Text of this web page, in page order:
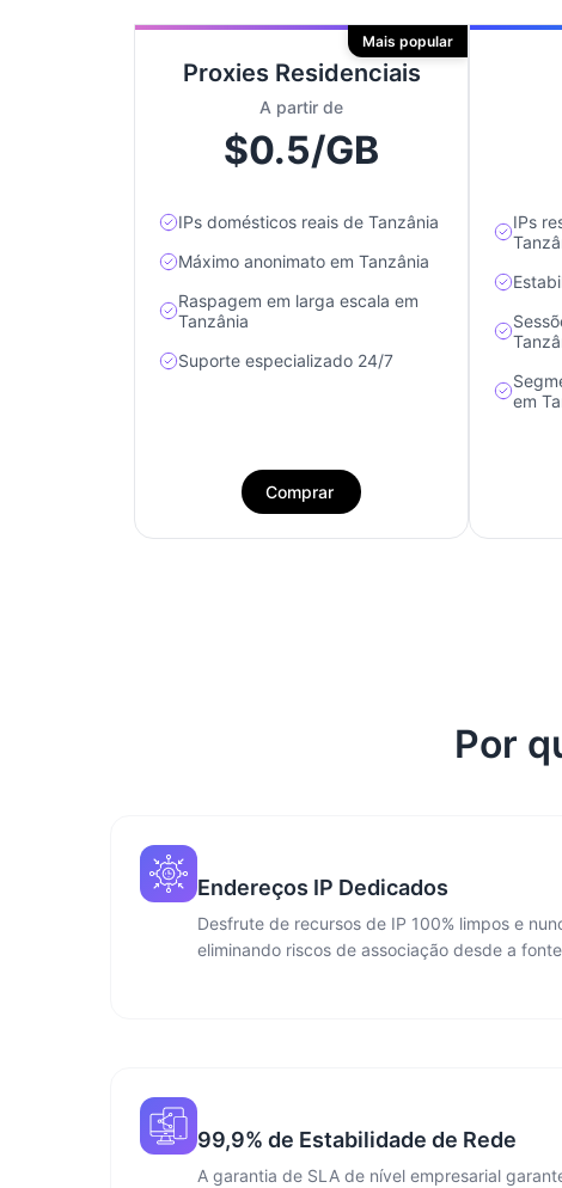
Proxies Residenciais
A partir de
$0.5/GB
IPs domésticos reais de Tanzânia
Máximo anonimato em Tanzânia
Raspagem em larga escala em
Tanzânia
Suporte especializado 24/7
Mais popular
Comprar
IPs
em
Por
Endereços IP Dedicados
Desfrute de recursos de IP 100% limpos e
eliminando riscos de associação desde a
99,9% de Estabilidade de Rede
A garantia de SLA de nível empresarial